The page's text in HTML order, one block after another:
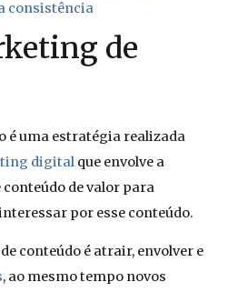
consistência
de
é uma estratégia realizada
digital que envolve a
de valor para
por esse conteúdo.
conteúdo é atrair, envolver e
, ao mesmo tempo novos